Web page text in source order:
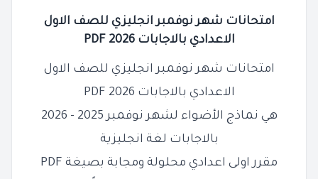
امتحانات شهر نوفمبر انجليزي للصف الاول
الاعدادي بالاجابات 2026 PDF
امتحانات شهر نوفمبر انجليزي للصف الاول
الاعدادي بالاجابات 2026 PDF
هي نماذج الأضواء لشهر نوفمبر 2025 - 2026
بالاجابات لغة انجليزية
مقرر اولى اعدادي محلولة ومجابة بصيغة PDF